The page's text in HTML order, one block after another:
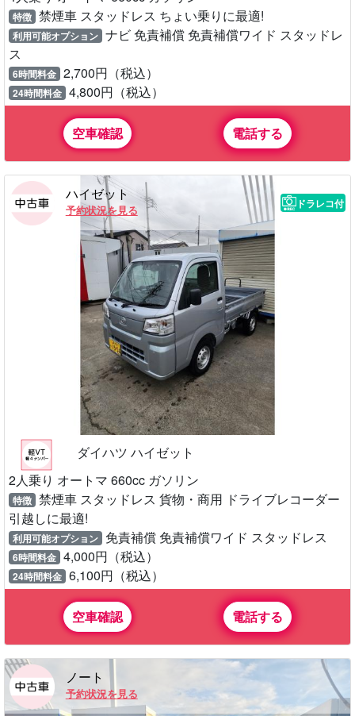
ダイハツ タント
4人乗り オートマ 660cc ガソリン
特徴 禁煙車 スタッドレス ちょい乗りに最適!
利用可能オプション ナビ 免責補償 免責補償ワイド スタッドレ
2,700円（税込）
4,800円（税込）
空車確認 電話する
ハイゼット
予約状況を見る
ダイハツ ハイゼット
2人乗り オートマ 660cc ガソリン
特徴
禁煙車 スタッドレス 貨物・商用 ドライブレコーダー